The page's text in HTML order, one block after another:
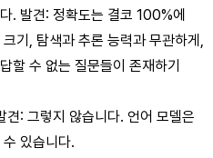
. 발견: 정확도는 결코 100%에
기, 탐색과 추론 능력과 무관하게,
할 수 없는 질문들이 존재하기
견: 그렇지 않습니다. 언어 모델은
있습니다.